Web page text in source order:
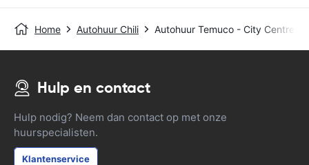
Home Autohuur Chili Autohuur Temuco - City Centre
Hulp en contact
Hulp nodig? Neem dan contact op met onze
huurspecialisten.
Klantenservice